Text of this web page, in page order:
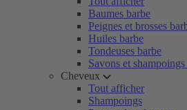
Baumes barbe
Peignes et brosses
Huiles barbe
Tondeuses barbe
Savons et
Cheveux
Tout afficher
Shampoings